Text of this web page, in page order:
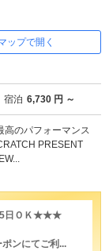
ップで開く
宿泊 6,730 円 ～
高のパフォーマンス
PRESENT
日ＯＫ★★★
ンにてご利...